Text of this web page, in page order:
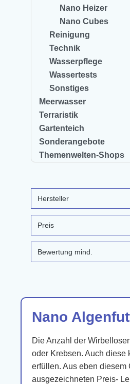
Nano Heizer
Nano Cubes
Reinigung
Technik
Wasserpflege
Wassertests
Sonstiges
Meerwasser
Terraristik
Gartenteich
Sonderangebote
Themenwelten-Shops
Hersteller
Preis
Bewertung mind.
Nano
Die Anzahl der
oder Krebsen. Auch diese
erfüllen. Aus eben diesem
ausgezeichneten Preis-